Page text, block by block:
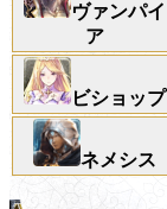
ヴァンパイ
ア
ビショップ
ネメシス